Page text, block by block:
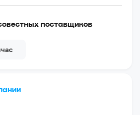
поставщиков